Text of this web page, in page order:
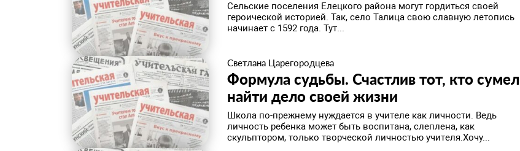
Сельские поселения Елецкого района могут гордиться своей
героической историей. Так, село Талица свою славную летопись
начинает с 1592 года. Тут...
Светлана Царегородцева
Формула судьбы. Счастлив тот, кто сумел
найти дело своей жизни
Школа по-прежнему нуждается в учителе как личности. Ведь
личность ребенка может быть воспитана, слеплена, как
скульптором, только творческой личностью учителя.Хочу...